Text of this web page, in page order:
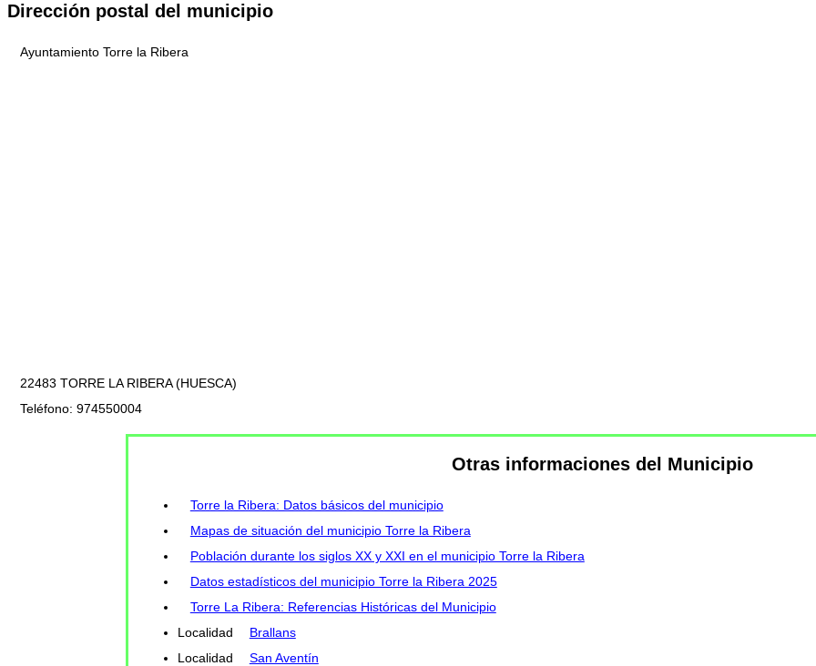
Dirección postal del municipio
Ayuntamiento Torre la Ribera
22483 TORRE LA RIBERA (HUESCA)
Teléfono: 974550004
Otras informaciones del Municipio
Torre la Ribera: Datos básicos del municipio
Mapas de situación del municipio Torre la Ribera
Población durante los siglos XX y XXI en el municipio Torre la Ribera
Datos estadísticos del municipio Torre la Ribera 2025
Torre La Ribera: Referencias Históricas del Municipio
Localidad
Brallans
Localidad
San Aventín